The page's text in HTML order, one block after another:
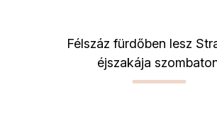
Félszáz fürdőben lesz
éjszakája